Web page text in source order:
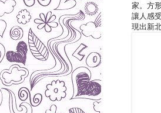
家。方
讓人感
現出新